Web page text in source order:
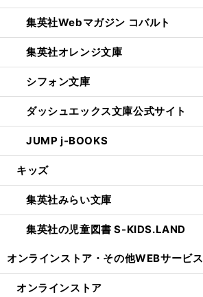
集英社Webマガジン コバルト
集英社オレンジ文庫
シフォン文庫
ダッシュエックス文庫公式サイト
JUMP j-BOOKS
キッズ
集英社みらい文庫
集英社の児童図書 S-KIDS.LAND
オンラインストア・ その他WEBサービス
オンラインストア